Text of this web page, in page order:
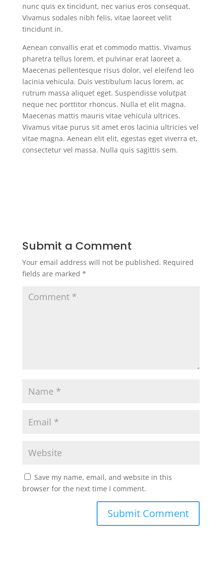
nunc quis ex tincidunt, nec varius eros consequat.
Vivamus sodales nibh felis, vitae laoreet velit
tincidunt in.
Aenean convallis erat et commodo mattis. Vivamus
pharetra tellus lorem, et pulvinar erat laoreet a.
Maecenas pellentesque risus dolor, vel eleifend leo
lacinia vehicula. Duis vestibulum lacus lorem, ac
rutrum massa aliquet eget. Suspendisse volutpat
neque nec porttitor rhoncus. Nulla et elit magna.
Maecenas mattis mauris vitae vehicula ultrices.
Vivamus vitae purus sit amet eros lacinia ultricies vel
vitae magna. Aenean elit elit, egestas eget viverra et,
consectetur vel massa. Nulla quis sagittis sem.
Submit a Comment
Your email address will not be published. Required
fields are marked *
Save my name, email, and website in this
browser for the next time I comment.